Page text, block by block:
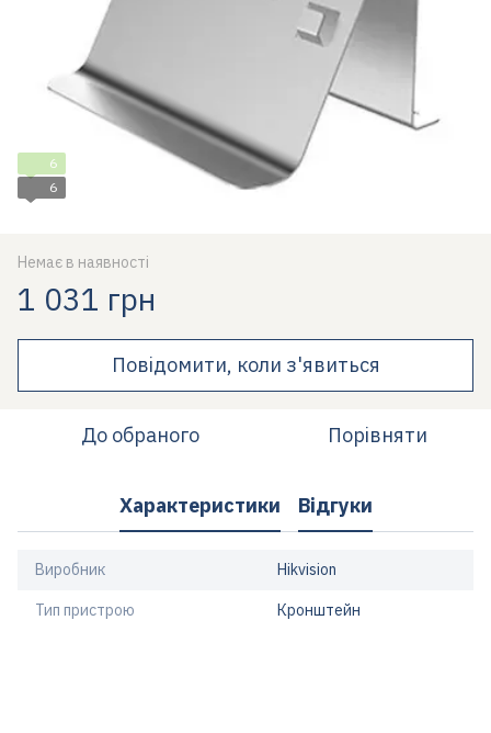
6
6
Немає в наявності
1 031 грн
Повідомити, коли з'явиться
До обраного Порівняти
Характеристики Відгуки
Виробник Hikvision
Тип пристрою Кронштейн